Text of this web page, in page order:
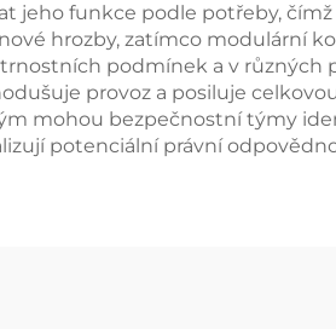
jeho funkce podle potřeby, čímž
hrozby, zatímco modulární
podmínek a v různých
provoz a posiluje
mohou bezpečnostní týmy
potenciální právní